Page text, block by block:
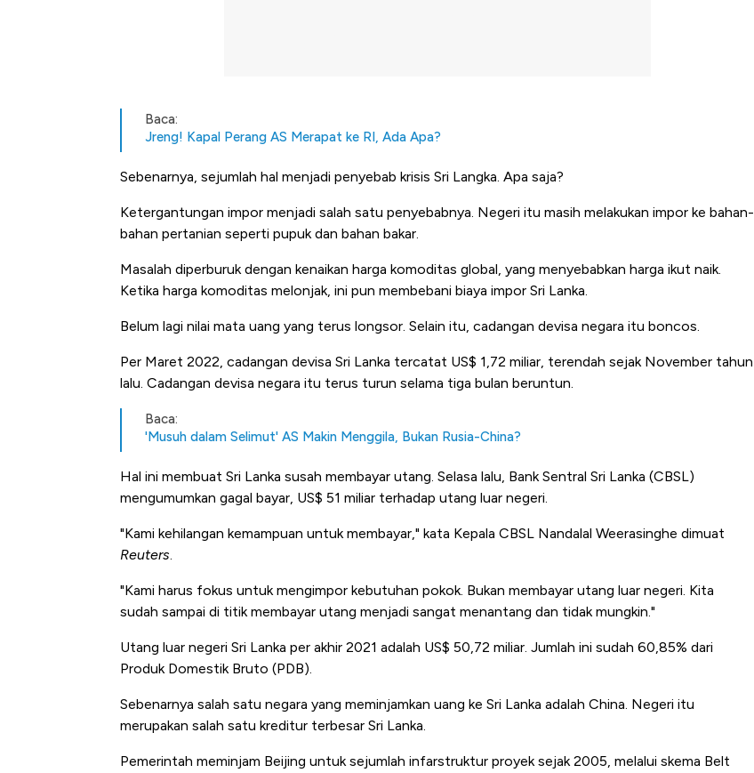
Baca:
Jreng! Kapal Perang AS Merapat ke RI, Ada Apa?
Sebenarnya, sejumlah hal menjadi penyebab krisis Sri Langka. Apa saja?
Ketergantungan impor menjadi salah satu penyebabnya. Negeri itu masih melakukan impor ke bahan-
bahan pertanian seperti pupuk dan bahan bakar.
Masalah diperburuk dengan kenaikan harga komoditas global, yang menyebabkan harga ikut naik.
Ketika harga komoditas melonjak, ini pun membebani biaya impor Sri Lanka.
Belum lagi nilai mata uang yang terus longsor. Selain itu, cadangan devisa negara itu boncos.
Per Maret 2022, cadangan devisa Sri Lanka tercatat US$ 1,72 miliar, terendah sejak November tahun
lalu. Cadangan devisa negara itu terus turun selama tiga bulan beruntun.
Baca:
'Musuh dalam Selimut' AS Makin Menggila, Bukan Rusia-China?
Hal ini membuat Sri Lanka susah membayar utang. Selasa lalu, Bank Sentral Sri Lanka (CBSL)
mengumumkan gagal bayar, US$ 51 miliar terhadap utang luar negeri.
"Kami kehilangan kemampuan untuk membayar," kata Kepala CBSL Nandalal Weerasinghe dimuat
Reuters.
"Kami harus fokus untuk mengimpor kebutuhan pokok. Bukan membayar utang luar negeri. Kita
sudah sampai di titik membayar utang menjadi sangat menantang dan tidak mungkin."
Utang luar negeri Sri Lanka per akhir 2021 adalah US$ 50,72 miliar. Jumlah ini sudah 60,85% dari
Produk Domestik Bruto (PDB).
Sebenarnya salah satu negara yang meminjamkan uang ke Sri Lanka adalah China. Negeri itu
merupakan salah satu kreditur terbesar Sri Lanka.
Pemerintah meminjam Beijing untuk sejumlah infarstruktur proyek sejak 2005, melalui skema Belt
Tembaga Terbang ke Zona Berbahaya